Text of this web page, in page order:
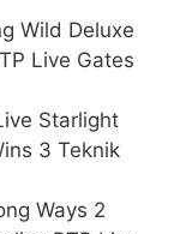
Wild Deluxe
Live Gates
Starlight
3 Teknik
Ways 2